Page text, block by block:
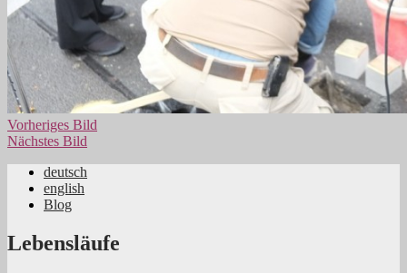
Vorheriges Bild
Nächstes Bild
Jüdische Familiengeschichte aus dem
Rheinland
deutsch
english
Blog
Lebensläufe